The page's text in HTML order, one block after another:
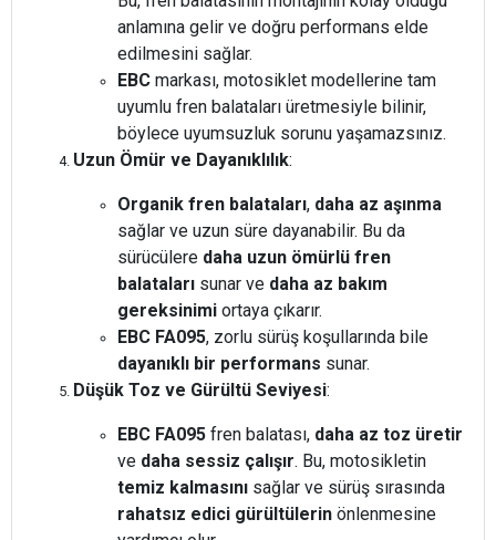
anlamına gelir ve doğru performans elde
edilmesini sağlar.
EBC markası, motosiklet modellerine tam
uyumlu fren balataları üretmesiyle bilinir,
böylece uyumsuzluk sorunu yaşamazsınız.
Uzun Ömür ve Dayanıklılık:
Organik fren balataları, daha az aşınma
sağlar ve uzun süre dayanabilir. Bu da
sürücülere daha uzun ömürlü fren
balataları sunar ve daha az bakım
gereksinimi ortaya çıkarır.
EBC FA095, zorlu sürüş koşullarında bile
dayanıklı bir performans sunar.
Düşük Toz ve Gürültü Seviyesi:
EBC FA095 fren balatası, daha az toz üretir
ve daha sessiz çalışır. Bu, motosikletin
temiz kalmasını sağlar ve sürüş sırasında
rahatsız edici gürültülerin önlenmesine